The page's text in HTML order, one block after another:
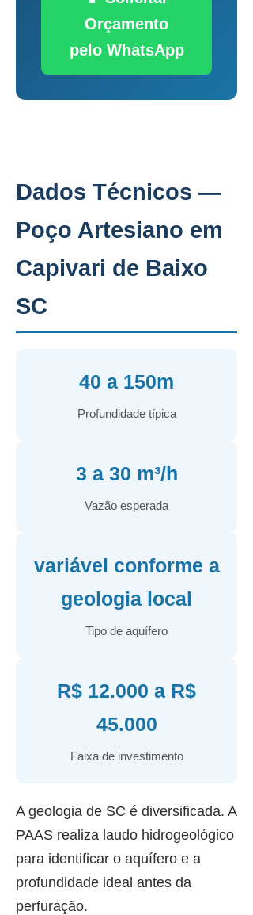
Orçamento
pelo WhatsApp
Dados Técnicos —
Poço Artesiano em
Capivari de Baixo
SC
40 a 150m
Profundidade típica
3 a 30 m³/h
Vazão esperada
variável conforme a
geologia local
Tipo de aquífero
R$ 12.000 a R$
45.000
Faixa de investimento
A geologia de SC é diversificada. A
PAAS realiza laudo hidrogeológico
para identificar o aquífero e a
profundidade ideal antes da
perfuração.